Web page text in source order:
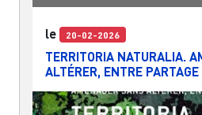
le 20-02-2026
TERRITORIA NATURALIA.
ALTÉRER, ENTRE